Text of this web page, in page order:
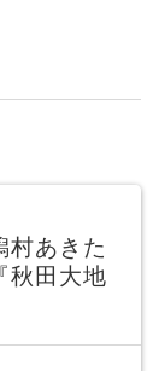
村あきた
秋田大地